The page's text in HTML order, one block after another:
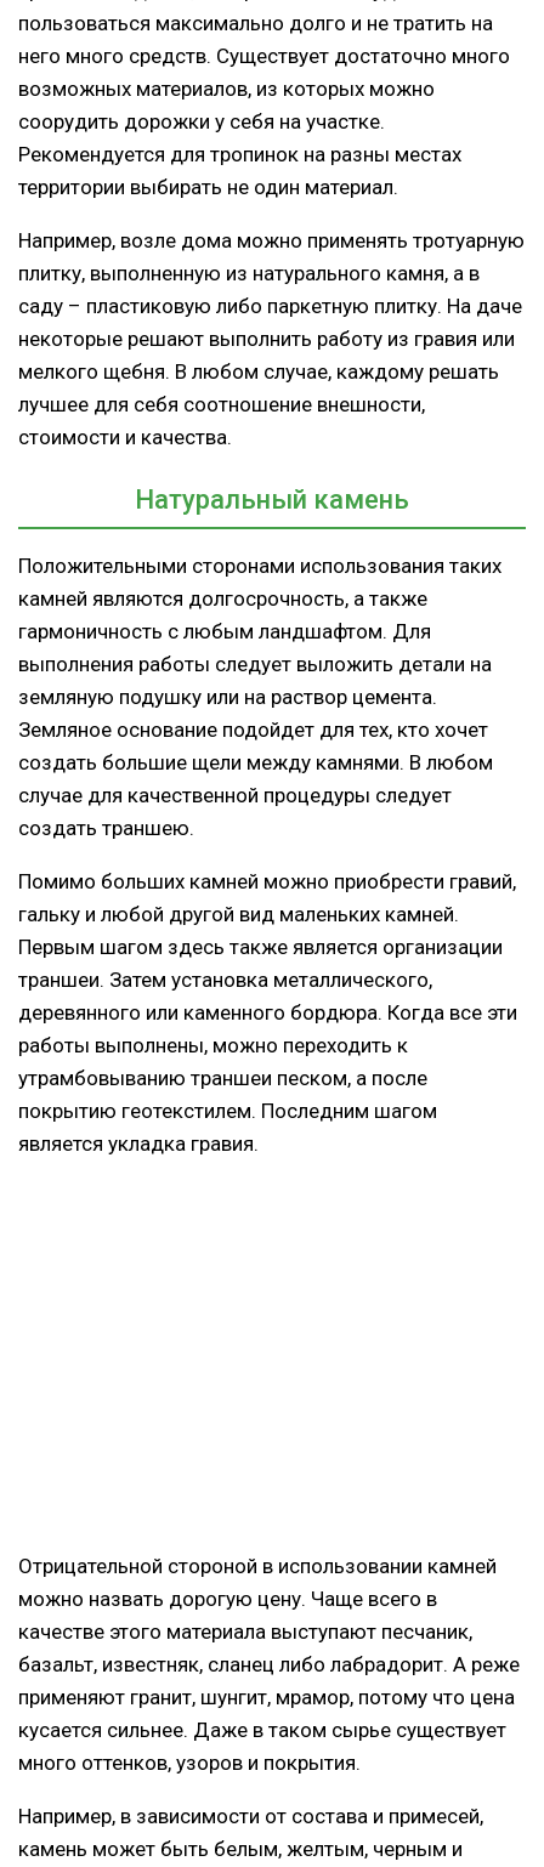
пользоваться максимально долго и не тратить на
него много средств. Существует достаточно много
возможных материалов, из которых можно
соорудить дорожки у себя на участке.
Рекомендуется для тропинок на разны местах
территории выбирать не один материал.
Например, возле дома можно применять тротуарную
плитку, выполненную из натурального камня, а в
саду – пластиковую либо паркетную плитку. На даче
некоторые решают выполнить работу из гравия или
мелкого щебня. В любом случае, каждому решать
лучшее для себя соотношение внешности,
стоимости и качества.
Натуральный камень
Положительными сторонами использования таких
камней являются долгосрочность, а также
гармоничность с любым ландшафтом. Для
выполнения работы следует выложить детали на
земляную подушку или на раствор цемента.
Земляное основание подойдет для тех, кто хочет
создать большие щели между камнями. В любом
случае для качественной процедуры следует
создать траншею.
Помимо больших камней можно приобрести гравий,
гальку и любой другой вид маленьких камней.
Первым шагом здесь также является организации
траншеи. Затем установка металлического,
деревянного или каменного бордюра. Когда все эти
работы выполнены, можно переходить к
утрамбовыванию траншеи песком, а после
покрытию геотекстилем. Последним шагом
является укладка гравия.
Отрицательной стороной в использовании камней
можно назвать дорогую цену. Чаще всего в
качестве этого материала выступают песчаник,
базальт, известняк, сланец либо лабрадорит. А реже
применяют гранит, шунгит, мрамор, потому что цена
кусается сильнее. Даже в таком сырье существует
много оттенков, узоров и покрытия.
Например, в зависимости от состава и примесей,
камень может быть белым, желтым, черным и